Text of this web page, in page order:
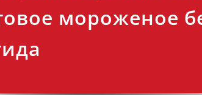
мороженое